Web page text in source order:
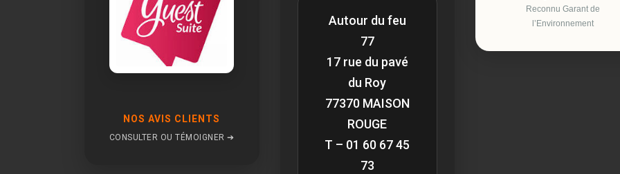
NOS AVIS CLIENTS
CONSULTER OU TÉMOIGNER ➔
Autour du feu
77
17 rue du pavé
du Roy
77370 MAISON
ROUGE
T – 01 60 67 45
73
Reconnu Garant de
l’Environnement